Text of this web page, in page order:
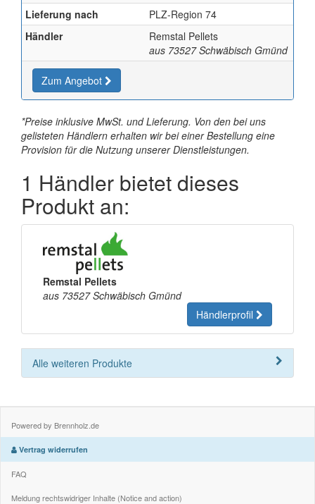
Lieferung nach
PLZ-Region 74
Händler
Remstal Pellets
aus 73527 Schwäbisch Gmünd
Zum Angebot
*Preise inklusive MwSt. und Lieferung. Von den bei uns
gelisteten Händlern erhalten wir bei einer Bestellung eine
Provision für die Nutzung unserer Dienstleistungen.
1 Händler bietet dieses
Produkt an:
Remstal Pellets
aus 73527 Schwäbisch Gmünd
Händlerprofil
Alle weiteren Produkte
Powered by Brennholz.de
Vertrag widerrufen
FAQ
Meldung rechtswidriger Inhalte (Notice and action)